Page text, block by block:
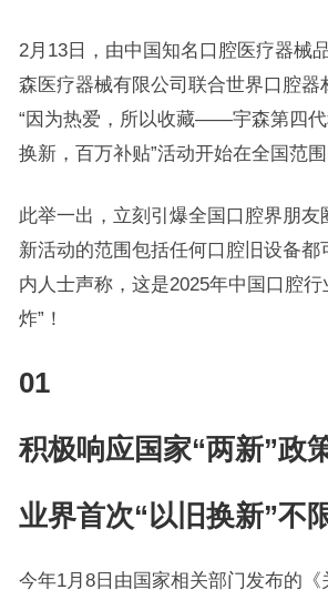
2月13日，由中国知名口腔医疗器械
森医疗器械有限公司联合世界口腔器
“因为热爱，所以收藏——宇森第四代
换新，百万补贴”活动开始在全国范围
此举一出，立刻引爆全国口腔界朋友
新活动的范围包括任何口腔旧设备都
内人士声称，这是2025年中国口腔行
炸”！
01
积极响应国家“两新”政
业界首次“以旧换新”不
今年1月8日由国家相关部门发布的《